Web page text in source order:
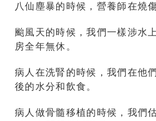
八仙塵暴的時候，營養師在燒
颱風天的時候，我們一樣涉水
房全年無休。
病人在洗腎的時候，我們在他
後的水分和飲食。
病人做骨髓移植的時候，我們